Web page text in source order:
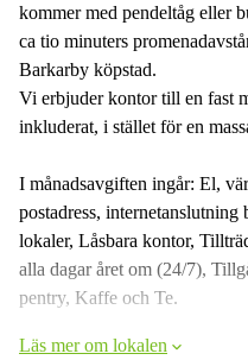
kommer med pendeltåg eller
ca tio minuters
Barkarby köpstad.
Vi erbjuder kontor till en fast
inkluderat, i stället för en
I månadsavgiften ingår: El,
postadress,
lokaler, Låsbara kontor,
alla dagar året om (24/7),
pentry, Kaffe och Te.
Läs mer om lokalen